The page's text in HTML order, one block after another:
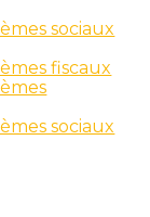
sociaux
fiscaux
sociaux